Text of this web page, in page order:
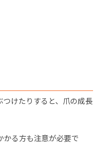
けたりすると、爪の成長
かる方も注意が必要で